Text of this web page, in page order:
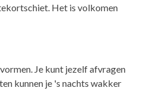
Het is volkomen
Je kunt jezelf afvragen
kunnen je 's nachts wakker